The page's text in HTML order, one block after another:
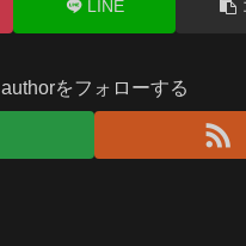
LINE
authorをフォローする